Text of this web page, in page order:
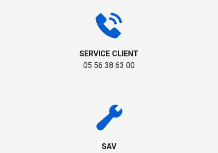
SERVICE CLIENT
05 56 38 63 00
SAV